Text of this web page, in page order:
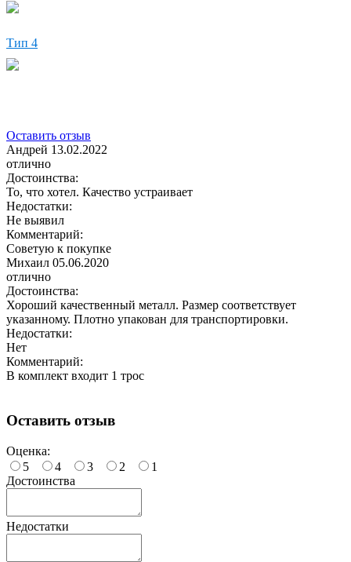
Тип 4
Оставить отзыв
Андрей 13.02.2022
отлично
Достоинства:
То, что хотел. Качество устраивает
Недостатки:
Не выявил
Комментарий:
Советую к покупке
Михаил 05.06.2020
отлично
Достоинства:
Хороший качественный металл. Размер соответствует
указанному. Плотно упакован для транспортировки.
Недостатки:
Нет
Комментарий:
В комплект входит 1 трос
Оставить отзыв
Оценка:
5
4 3 2
1
Достоинства
Недостатки